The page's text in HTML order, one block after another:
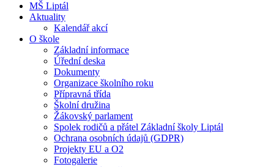
MŠ Liptál
Aktuality
Kalendář akcí
O škole
Základní informace
Úřední deska
Dokumenty
Organizace školního roku
Přípravná třída
Školní družina
Žákovský parlament
Spolek rodičů a přátel Základní školy Liptál
Ochrana osobních údajů (GDPR)
Projekty EU a O2
Fotogalerie